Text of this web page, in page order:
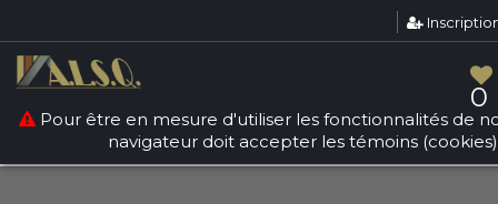
: count(): Parameter must be an array or an object
that implements Countable in
/srv/users/sallesquebec/apps/sallesdereception/
0
Pour être en mesure d'utiliser les fonctionnalités de
navigateur doit accepter les témoins